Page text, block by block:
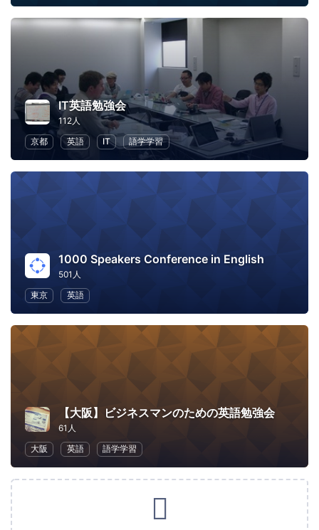
IT英語勉強会
112人
京都
英語 IT 語学学習
1000 Speakers Conference in English
501人
東京
英語
【大阪】ビジネスマンのための英語勉強会
61人
大阪
英語 語学学習